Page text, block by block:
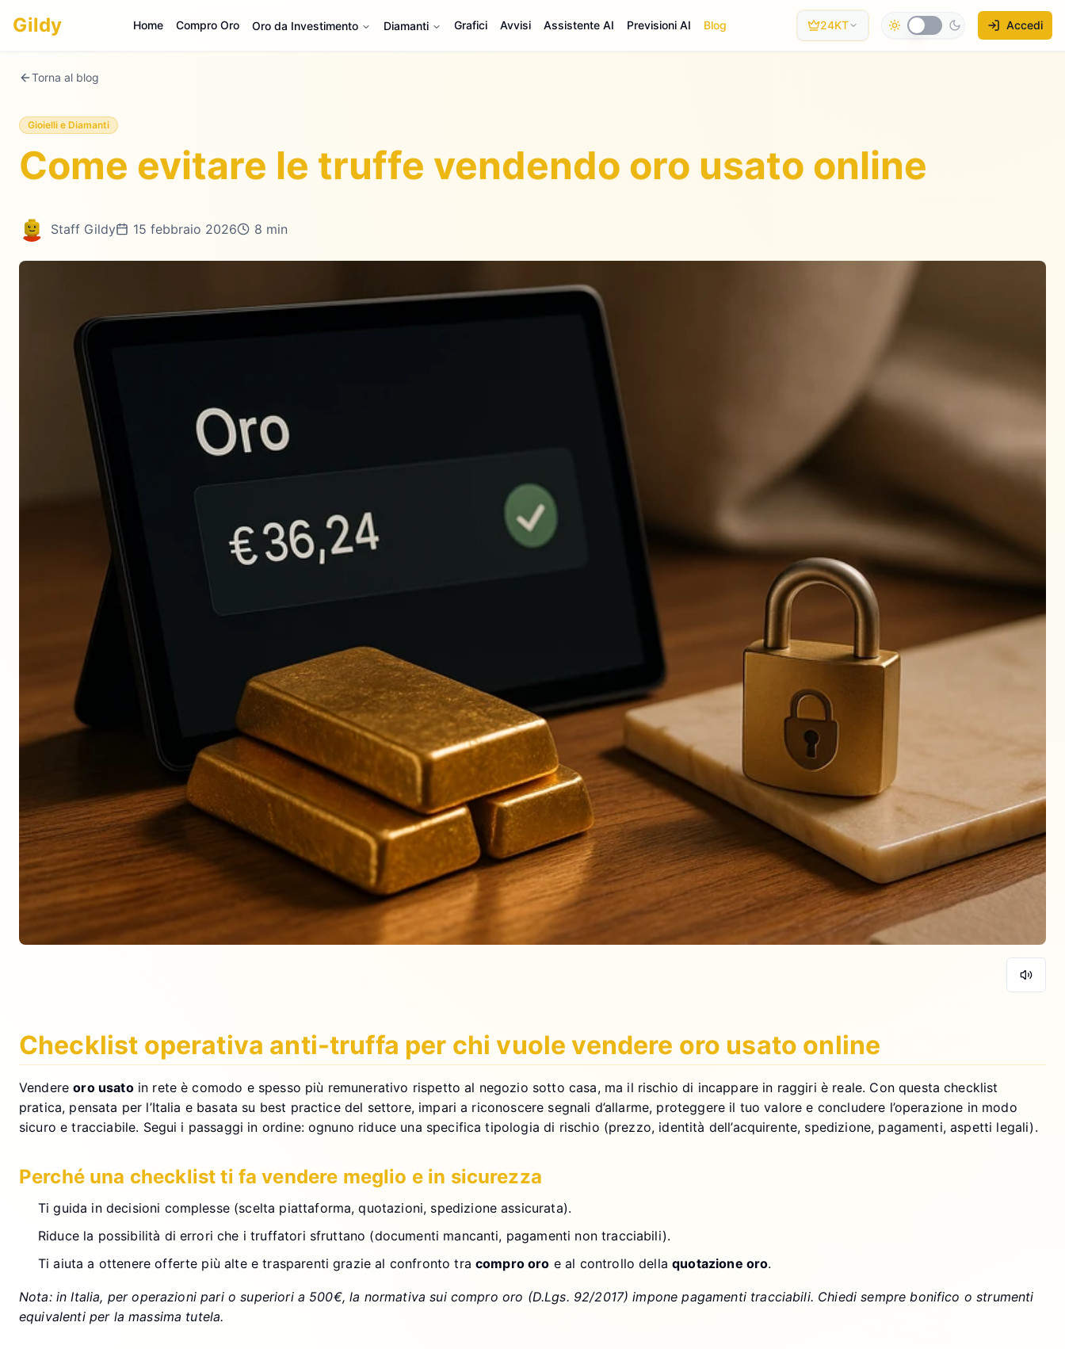
Gildy Home Compro Oro Oro da Investimento Diamanti Grafici Avvisi Assistente AI Previsioni AI Blog 24KT Accedi
Torna al blog
Gioielli e Diamanti
Come evitare le truffe vendendo oro usato online
Staff Gildy 15 febbraio 2026 8 min
Checklist operativa anti-truffa per chi vuole vendere oro usato online
Vendereoro usatoin rete è comodo e spesso più remunerativo rispetto al negozio sotto casa, ma il rischio di incappare in raggiri è reale. Con questa checklist
pratica, pensata per l’Italia e basata su best practice del settore, impari a riconoscere segnali d’allarme, proteggere il tuo valore e concludere l’operazione in modo
sicuro e tracciabile. Segui i passaggi in ordine: ognuno riduce una specifica tipologia di rischio (prezzo, identità dell’acquirente, spedizione, pagamenti, aspetti legali).
Perché una checklist ti fa vendere meglio e in sicurezza
Ti guida in decisioni complesse (scelta piattaforma, quotazioni, spedizione assicurata).
Riduce la possibilità di errori che i truffatori sfruttano (documenti mancanti, pagamenti non tracciabili).
Ti aiuta a ottenere offerte più alte e trasparenti grazie al confronto tra compro oro e al controllo dellaquotazione oro.
Nota: in Italia, per operazioni pari o superiori a 500€, la normativa sui compro oro (D.Lgs. 92/2017) impone pagamenti tracciabili. Chiedi sempre bonifico o strumenti
equivalenti per la massima tutela.